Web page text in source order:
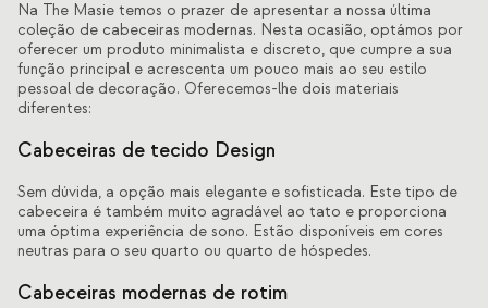
Na The Masie temos o prazer de apresentar a nossa última
coleção de cabeceiras modernas. Nesta ocasião, optámos por
oferecer um produto minimalista e discreto, que cumpre a sua
função principal e acrescenta um pouco mais ao seu estilo
pessoal de decoração. Oferecemos-lhe dois materiais
diferentes:
Cabeceiras de tecido Design
Sem dúvida, a opção mais elegante e sofisticada. Este tipo de
cabeceira é também muito agradável ao tato e proporciona
uma óptima experiência de sono. Estão disponíveis em cores
neutras para o seu quarto ou quarto de hóspedes.
Cabeceiras modernas de rotim